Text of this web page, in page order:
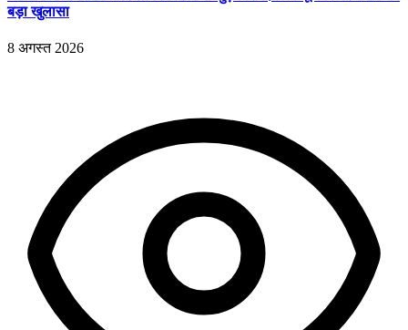
बड़ा खुलासा
8 अगस्त 2026